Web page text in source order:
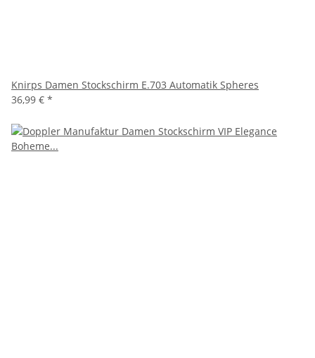
Knirps Damen Stockschirm E.703 Automatik Spheres
36,99 € *